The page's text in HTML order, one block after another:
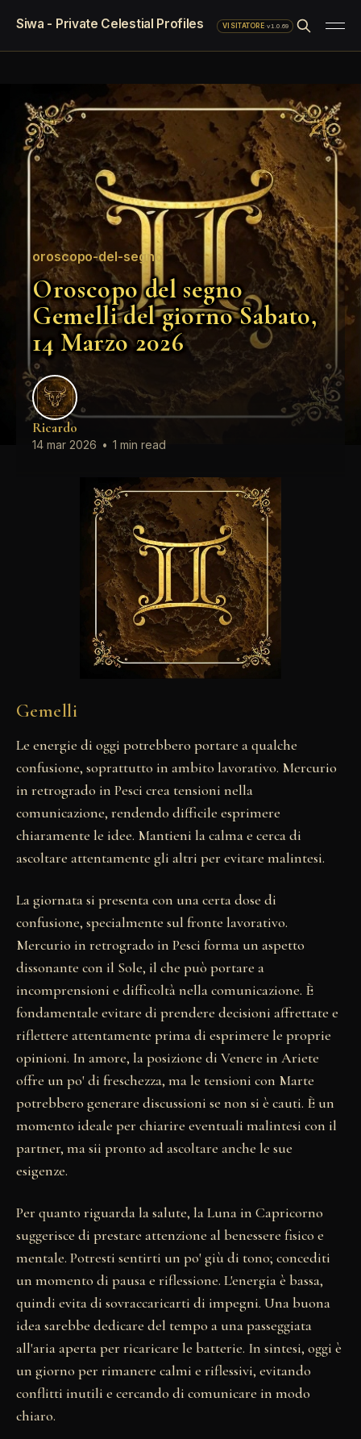
Siwa - Private Celestial Profiles VISITATORE·v1.0.69
oroscopo-del-segno
Oroscopo del segno
Gemelli del giorno Sabato,
14 Marzo 2026
Ricardo
14 mar 2026 • 1 min read
Gemelli
Le energie di oggi potrebbero portare a qualche
confusione, soprattutto in ambito lavorativo. Mercurio
in retrogrado in Pesci crea tensioni nella
comunicazione, rendendo difficile esprimere
chiaramente le idee. Mantieni la calma e cerca di
ascoltare attentamente gli altri per evitare malintesi.
La giornata si presenta con una certa dose di
confusione, specialmente sul fronte lavorativo.
Mercurio in retrogrado in Pesci forma un aspetto
dissonante con il Sole, il che può portare a
incomprensioni e difficoltà nella comunicazione. È
fondamentale evitare di prendere decisioni affrettate e
riflettere attentamente prima di esprimere le proprie
opinioni. In amore, la posizione di Venere in Ariete
offre un po' di freschezza, ma le tensioni con Marte
potrebbero generare discussioni se non si è cauti. È un
momento ideale per chiarire eventuali malintesi con il
partner, ma sii pronto ad ascoltare anche le sue
esigenze.
Per quanto riguarda la salute, la Luna in Capricorno
suggerisce di prestare attenzione al benessere fisico e
mentale. Potresti sentirti un po' giù di tono; concediti
un momento di pausa e riflessione. L'energia è bassa,
quindi evita di sovraccaricarti di impegni. Una buona
idea sarebbe dedicare del tempo a una passeggiata
all'aria aperta per ricaricare le batterie. In sintesi, oggi è
un giorno per rimanere calmi e riflessivi, evitando
conflitti inutili e cercando di comunicare in modo
chiaro.